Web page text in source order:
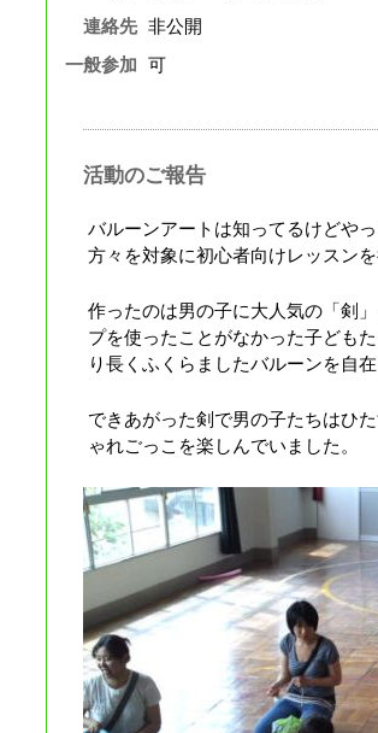
連絡先 非公開
一般参加 可
活動のご報告
バルーンアートは知ってるけどや
方々を対象に初心者向けレッスンを
作ったのは男の子に大人気の「剣
プを使ったことがなかった子ども
り長くふくらましたバルーンを自在
できあがった剣で男の子たちはひ
ゃれごっこを楽しんでいました。